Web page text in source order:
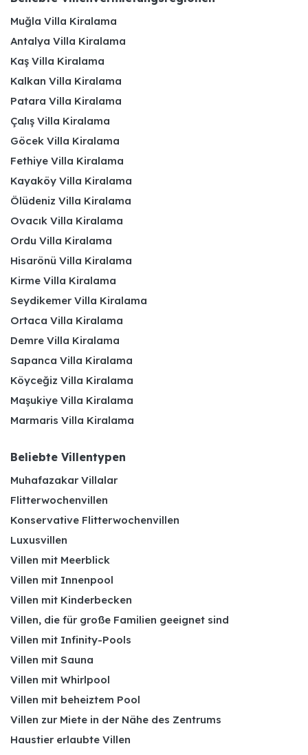
Muğla Villa Kiralama
Antalya Villa Kiralama
Kaş Villa Kiralama
Kalkan Villa Kiralama
Patara Villa Kiralama
Çalış Villa Kiralama
Göcek Villa Kiralama
Fethiye Villa Kiralama
Kayaköy Villa Kiralama
Ölüdeniz Villa Kiralama
Ovacık Villa Kiralama
Ordu Villa Kiralama
Hisarönü Villa Kiralama
Kirme Villa Kiralama
Seydikemer Villa Kiralama
Ortaca Villa Kiralama
Demre Villa Kiralama
Sapanca Villa Kiralama
Köyceğiz Villa Kiralama
Maşukiye Villa Kiralama
Marmaris Villa Kiralama
Beliebte Villentypen
Muhafazakar Villalar
Flitterwochenvillen
Konservative Flitterwochenvillen
Luxusvillen
Villen mit Meerblick
Villen mit Innenpool
Villen mit Kinderbecken
Villen, die für große Familien geeignet sind
Villen mit Infinity-Pools
Villen mit Sauna
Villen mit Whirlpool
Villen mit beheiztem Pool
Villen zur Miete in der Nähe des Zentrums
Haustier erlaubte Villen